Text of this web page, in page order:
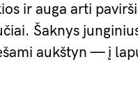
ir auga arti
Šaknys
aukštyn — į